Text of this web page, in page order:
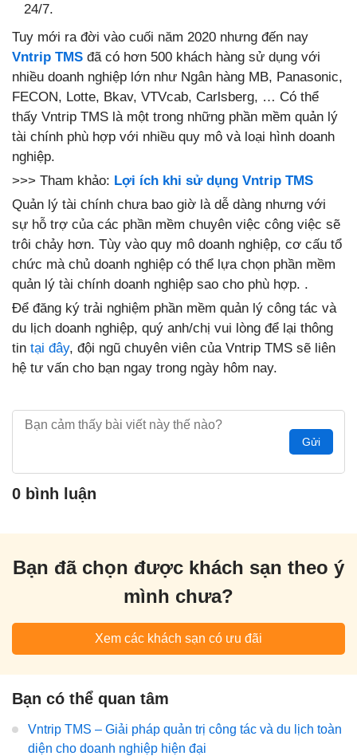
24/7.
Tuy mới ra đời vào cuối năm 2020 nhưng đến nay
Vntrip TMS đã có hơn 500 khách hàng sử dụng với
nhiều doanh nghiệp lớn như Ngân hàng MB, Panasonic,
FECON, Lotte, Bkav, VTVcab, Carlsberg, … Có thể
thấy Vntrip TMS là một trong những phần mềm quản lý
tài chính phù hợp với nhiều quy mô và loại hình doanh
nghiệp.
>>> Tham khảo: Lợi ích khi sử dụng Vntrip TMS
Quản lý tài chính chưa bao giờ là dễ dàng nhưng với
sự hỗ trợ của các phần mềm chuyên việc công việc sẽ
trôi chảy hơn. Tùy vào quy mô doanh nghiệp, cơ cấu tổ
chức mà chủ doanh nghiệp có thể lựa chọn phần mềm
quản lý tài chính doanh nghiệp sao cho phù hợp. .
Để đăng ký trải nghiệm phần mềm quản lý công tác và
du lịch doanh nghiệp, quý anh/chị vui lòng để lại thông
tin tại đây, đội ngũ chuyên viên của Vntrip TMS sẽ liên
hệ tư vấn cho bạn ngay trong ngày hôm nay.
Gửi
0 bình luận
Bạn đã chọn được khách sạn theo ý
mình chưa?
Xem các khách sạn có ưu đãi
Bạn có thể quan tâm
Vntrip TMS – Giải pháp quản trị công tác và du lịch toàn
diện cho doanh nghiệp hiện đại